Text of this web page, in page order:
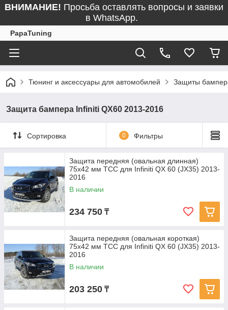
ВНИМАНИЕ! Просьба оставлять вопросы и заявки
в WhatsApp.
PapaTuning
Тюнинг и аксессуары для автомобилей Защиты
Защита бампера Infiniti QX60 2013-2016
Сортировка 0 Фильтры
Защита передняя (овальная длинная)
75х42 мм ТСС для Infiniti QX 60 (JX35) 2013-
2016
В наличии
234 750 ₸
Защита передняя (овальная короткая)
75х42 мм ТСС для Infiniti QX 60 (JX35) 2013-
2016
В наличии
203 250 ₸